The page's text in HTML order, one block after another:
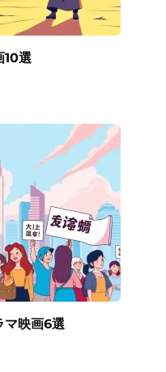
10選
マ映画6選